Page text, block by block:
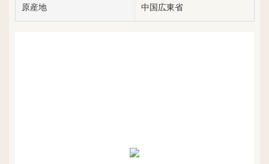
原産地 中国広東省